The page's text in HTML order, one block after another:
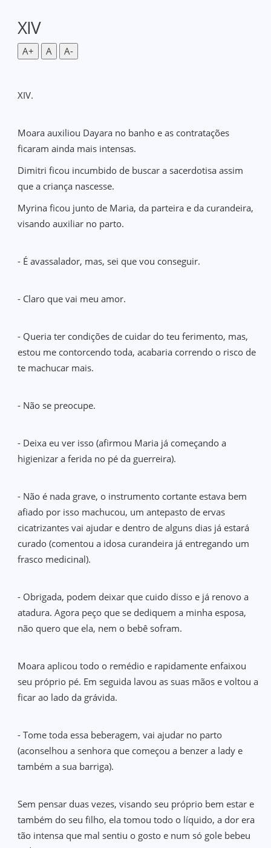
XIV
A+ A A-
XIV.
Moara auxiliou Dayara no banho e as contratações
ficaram ainda mais intensas.
Dimitri ficou incumbido de buscar a sacerdotisa assim
que a criança nascesse.
Myrina ficou junto de Maria, da parteira e da curandeira,
visando auxiliar no parto.
- É avassalador, mas, sei que vou conseguir.
- Claro que vai meu amor.
- Queria ter condições de cuidar do teu ferimento, mas,
estou me contorcendo toda, acabaria correndo o risco de
te machucar mais.
- Não se preocupe.
- Deixa eu ver isso (afirmou Maria já começando a
higienizar a ferida no pé da guerreira).
- Não é nada grave, o instrumento cortante estava bem
afiado por isso machucou, um antepasto de ervas
cicatrizantes vai ajudar e dentro de alguns dias já estará
curado (comentou a idosa curandeira já entregando um
frasco medicinal).
- Obrigada, podem deixar que cuido disso e já renovo a
atadura. Agora peço que se dediquem a minha esposa,
não quero que ela, nem o bebê sofram.
Moara aplicou todo o remédio e rapidamente enfaixou
seu próprio pé. Em seguida lavou as suas mãos e voltou a
ficar ao lado da grávida.
- Tome toda essa beberagem, vai ajudar no parto
(aconselhou a senhora que começou a benzer a lady e
também a sua barriga).
Sem pensar duas vezes, visando seu próprio bem estar e
também do seu filho, ela tomou todo o líquido, a dor era
tão intensa que mal sentiu o gosto e num só gole bebeu